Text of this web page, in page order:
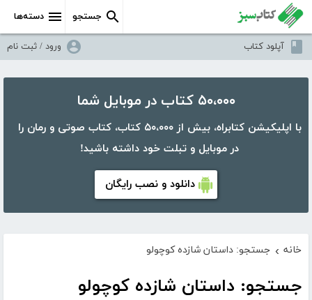
دسته‌ها جستجو
آپلود کتاب ورود / ثبت نام
۵۰،۰۰۰ کتاب در موبایل شما
با اپلیکیشن کتابراه، بیش از ۵۰،۰۰۰ کتاب، کتاب صوتی و رمان را
در موبایل و تبلت خود داشته باشید!
دانلود و نصب رایگان
خانه › جستجو: داستان شازده کوچولو
جستجو: داستان شازده کوچولو